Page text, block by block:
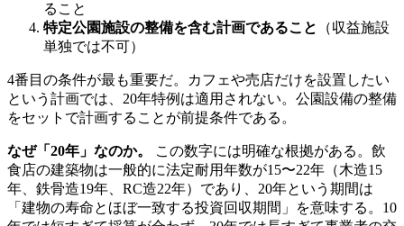
ること
特定公園施設の整備を含む計画であること
（収益施設
単独では不可）
4番目の条件が最も重要だ。カフェや売店だけを設置したい
という計画では、20年特例は適用されない。公園設備の整備
をセットで計画することが前提条件である。
なぜ「20年」なのか。
この数字には明確な根拠がある。飲
食店の建築物は一般的に法定耐用年数が15〜22年（木造15
年、鉄骨造19年、RC造22年）であり、20年という期間は
「建物の寿命とほぼ一致する投資回収期間」を意味する。10